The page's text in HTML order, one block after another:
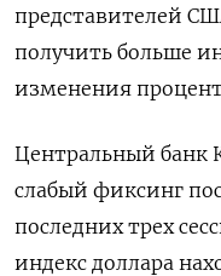
представителей
получить больше
изменения
Центральный банк
слабый фиксинг
последних трех
индекс доллара